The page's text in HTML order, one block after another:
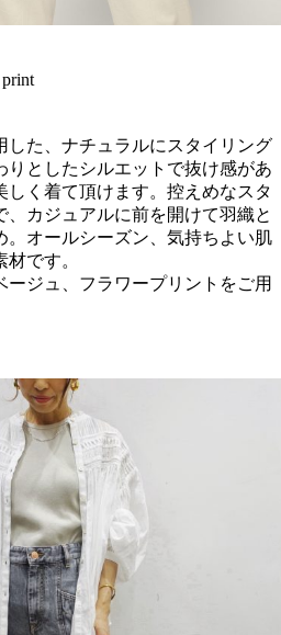
した、ナチュラルにスタイリング
りとしたシルエットで抜け感があ
しく着て頂けます。控えめなスタ
、カジュアルに前を開けて羽織と
。オールシーズン、気持ちよい肌
です。
ジュ、フラワープリントをご用